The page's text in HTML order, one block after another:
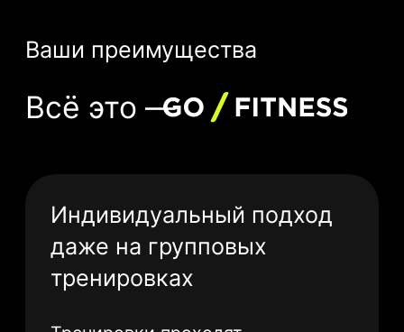
Запись в 1 клик
Главная
Направления
Абонементы